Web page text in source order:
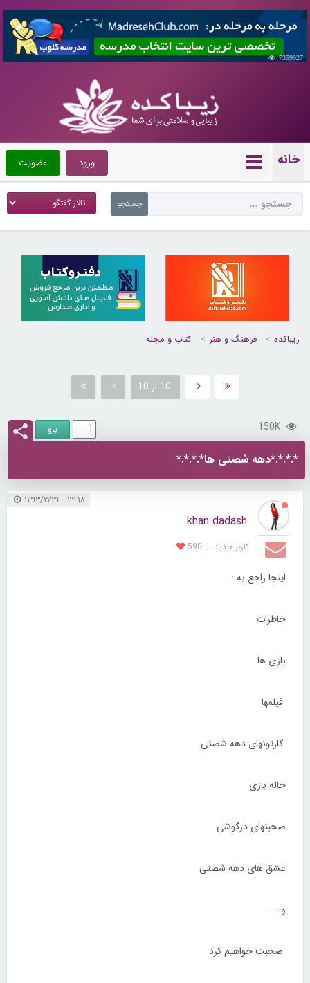
7359927
خانه عضویت ورود
زیباکده فرهنگ و هنر کتاب و مجله
10 از 10
150K
*.*.*.*دهه شصتی ها*.*.*.*
۲۲:۱۸ ۱۳۹۳/۲/۲۹
khan dadash
کاربر جديد |
598
اینجا راجع به :
خاطرات
بازی ها
فیلمها
کارتونهای دهه شصتی
خاله بازی
صحبتهای درگوشی
عشق های دهه شصتی
و....
صحبت خواهیم کرد